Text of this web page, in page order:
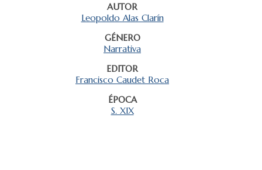
AUTOR
Leopoldo Alas Clarín
GÉNERO
Narrativa
EDITOR
Francisco Caudet Roca
ÉPOCA
S. XIX